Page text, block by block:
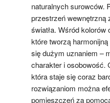
naturalnych surowców.
przestrzeń wewnętrzną
światła. Wśród kolorów
które tworzą
się dużym uznaniem –
charakter i osobowość.
która staje się coraz
rozwiązaniom można
pomieszczeń za